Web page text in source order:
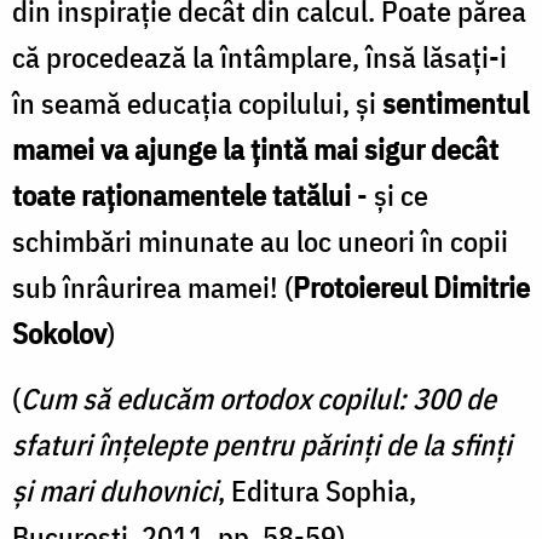
din inspiraţie decât din calcul. Poate părea
că procedează la întâmplare, însă lăsaţi-i
în seamă educaţia copilului, şisentimentul
mamei va ajunge la ţintă mai sigur decât
toate raţionamentele tatălui- şi ce
schimbări minunate au loc uneori în copii
sub înrâurirea mamei! (Protoiereul Dimitrie
Sokolov)
(Cum să educăm ortodox copilul: 300 de
sfaturi înţelepte pentru părinţi de la sfinţi
şi mari duhovnici, Editura Sophia,